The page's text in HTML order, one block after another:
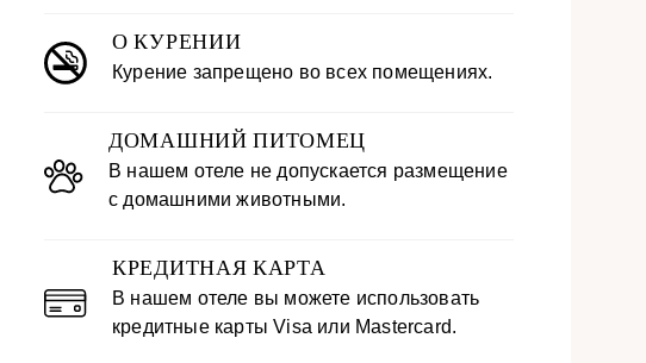
О КУРЕНИИ
Курение запрещено во всех помещениях.
ДОМАШНИЙ ПИТОМЕЦ
В нашем отеле не допускается размещение
с домашними животными.
КРЕДИТНАЯ КАРТА
В нашем отеле вы можете использовать
кредитные карты Visa или Mastercard.